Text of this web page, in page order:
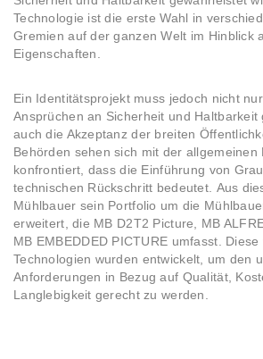
Technologie ist die erste Wahl in
Gremien auf der ganzen Welt im Hinblick
Eigenschaften.
Ein Identitätsprojekt muss jedoch nicht
Ansprüchen an Sicherheit und Haltbarkeit
auch die Akzeptanz der breiten
Behörden sehen sich mit der allgemeinen
konfrontiert, dass die Einführung von
technischen Rückschritt bedeutet. Aus
Mühlbauer sein Portfolio um die
erweitert, die MB D2T2 Picture, MB
MB EMBEDDED PICTURE umfasst.
Technologien wurden entwickelt, um den
Anforderungen in Bezug auf Qualität,
Langlebigkeit gerecht zu werden.